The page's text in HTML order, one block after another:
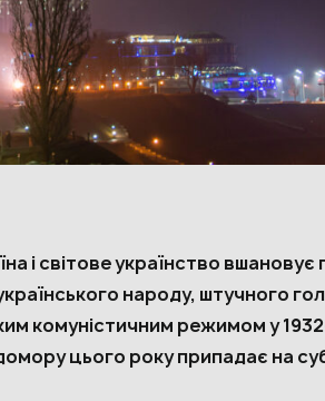
і світове українство вшановує
народу, штучного
комуністичним режимом у
цього року припадає на